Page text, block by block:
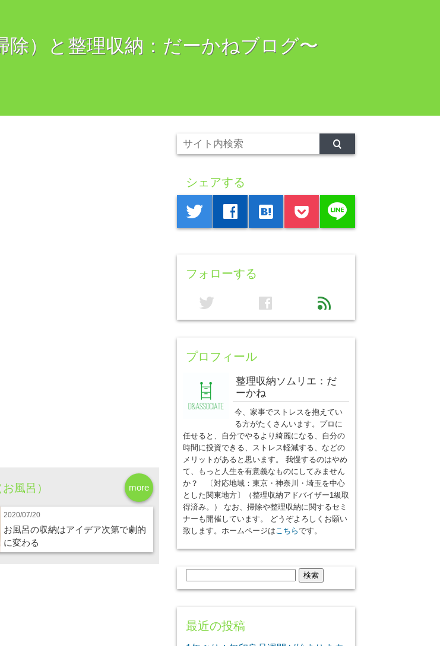
除）と整理収納：だーかねブログ〜
more
風呂）
2020/07/20
お風呂の収納はアイデア次第で劇的
に変わる
シェアする
twitter facebook hatenabookmark line
フォローする
twitter facebook feed
プロフィール
整理収納ソムリエ：だ
ーかね
今、家事でストレスを抱えてい
る方がたくさんいます。プロに
任せると、自分でやるより綺麗になる、自分の
時間に投資できる、ストレス軽減する、などの
メリットがあると思います。 我慢するのはやめ
て、もっと人生を有意義なものにしてみません
か？ 〔対応地域：東京・神奈川・埼玉を中心
とした関東地方〕（整理収納アドバイザー1級取
得済み。） なお、掃除や整理収納に関するセミ
ナーも開催しています。 どうぞよろしくお願い
致します。ホームページはこちらです。
索:
最近の投稿